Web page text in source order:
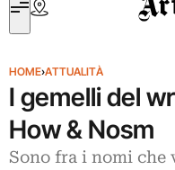
HOME›ATTUALITÀ
I gemelli del
How & Nosm
Sono fra i nomi che